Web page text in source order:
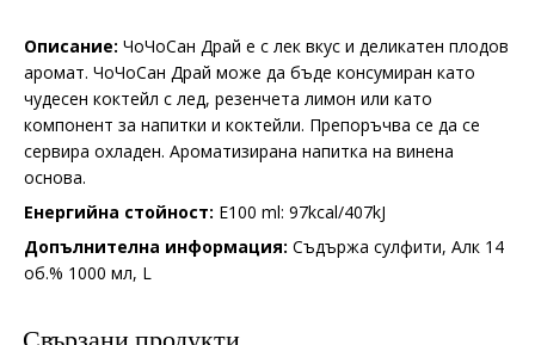
Описание: ЧоЧоСан Драй е с лек вкус и деликатен плодов
аромат. ЧоЧоСан Драй може да бъде консумиран като
чудесен коктейл с лед, резенчета лимон или като
компонент за напитки и коктейли. Препоръчва се да се
сервира охладен. Ароматизирана напитка на винена
основа.
Енергийна стойност: E100 ml: 97kcal/407kJ
Допълнителна информация: Съдържа сулфити, Алк 14
об.% 1000 мл, L